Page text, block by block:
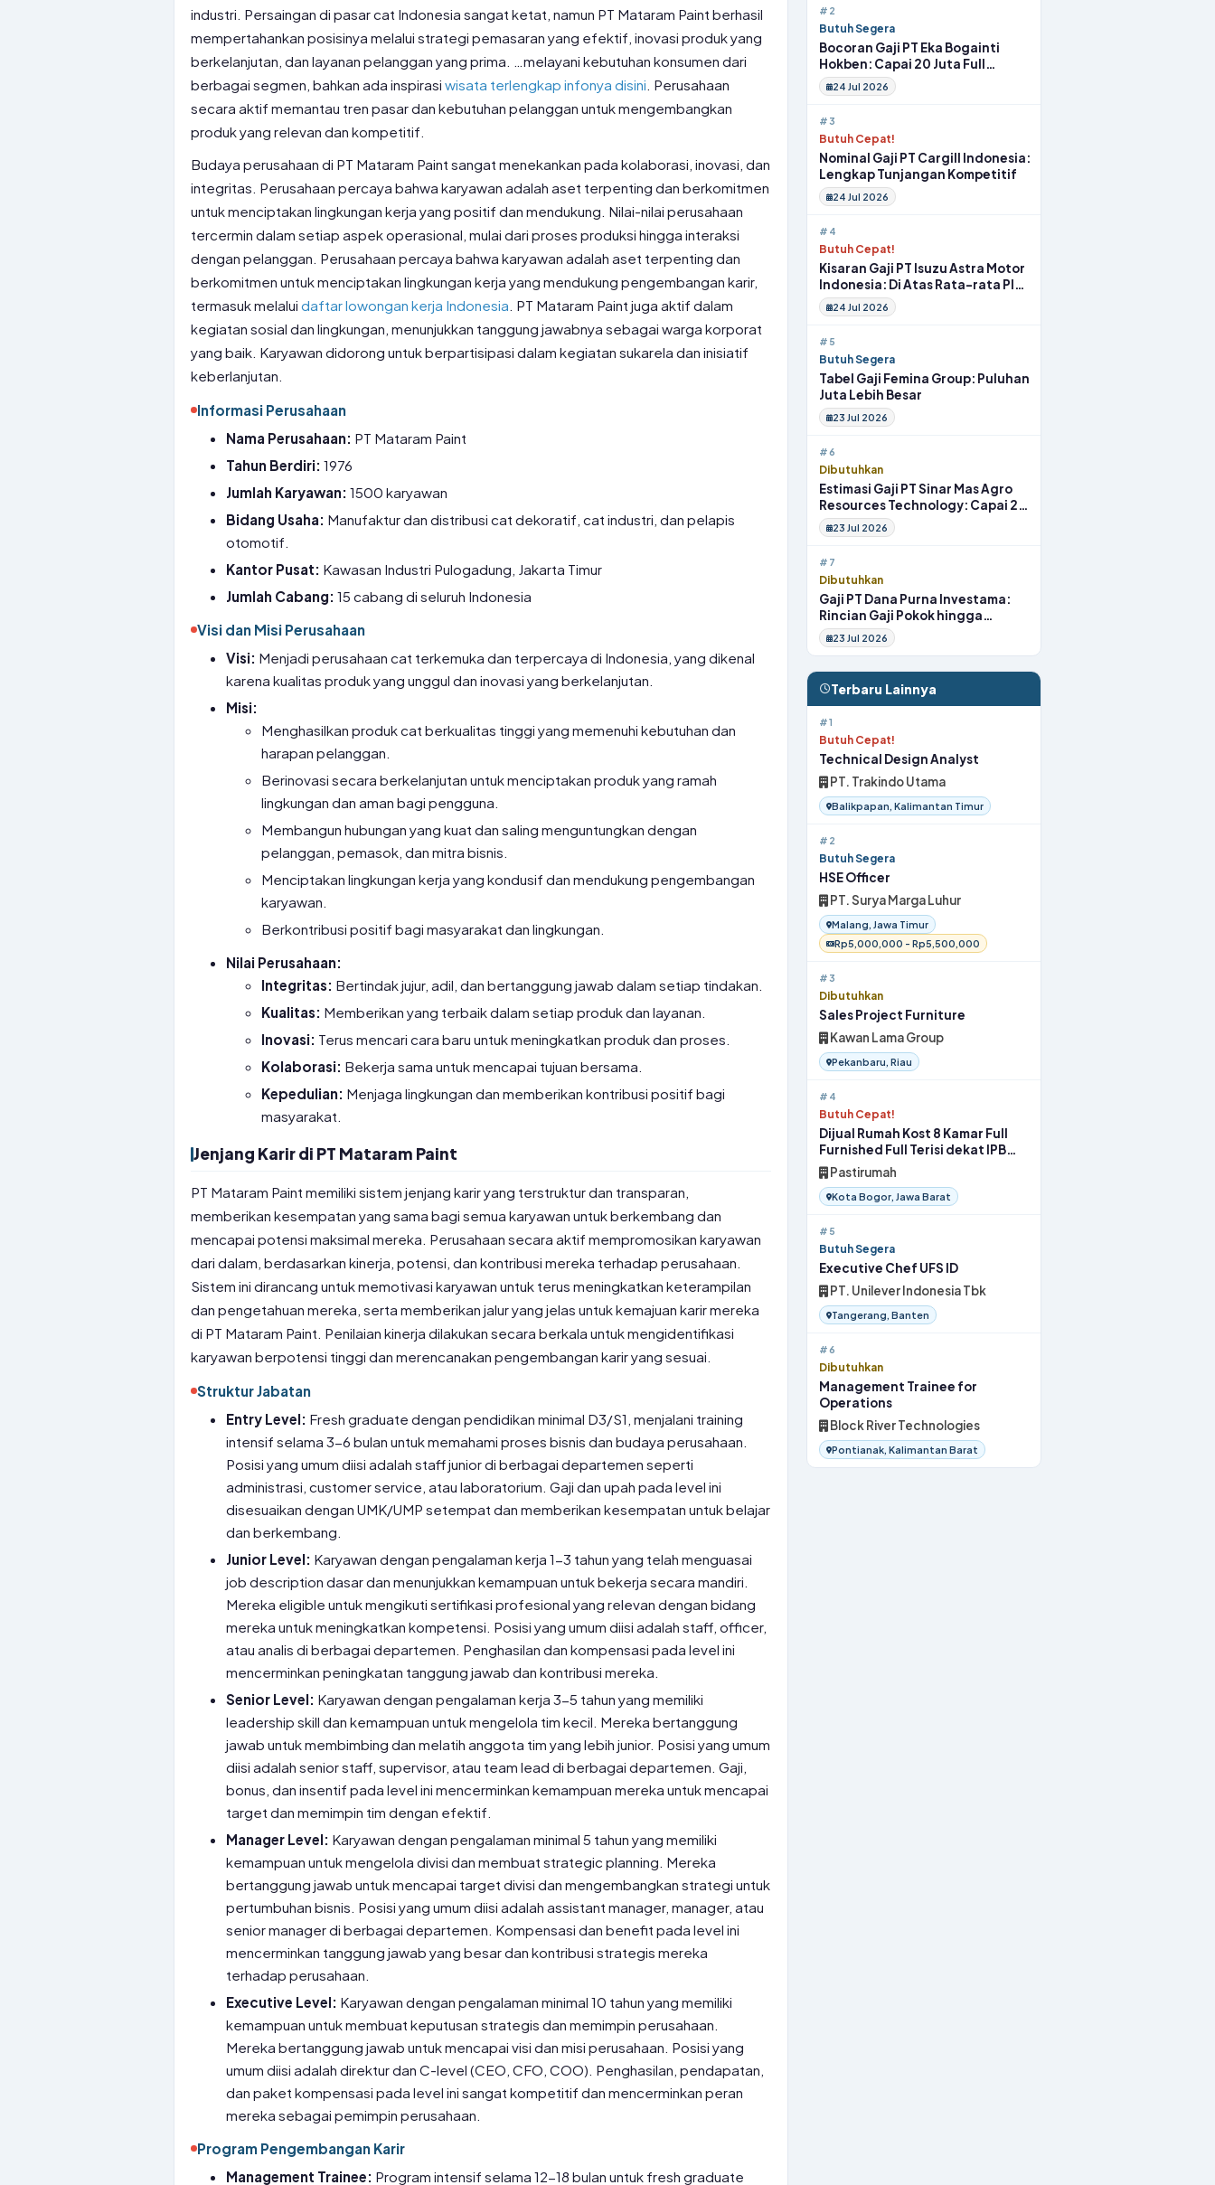
industri. Persaingan di pasar cat Indonesia sangat ketat, namun PT Mataram Paint berhasil
mempertahankan posisinya melalui strategi pemasaran yang efektif, inovasi produk yang
berkelanjutan, dan layanan pelanggan yang prima. …melayani kebutuhan konsumen dari
berbagai segmen, bahkan ada inspirasi wisata terlengkap infonya disini . Perusahaan
secara aktif memantau tren pasar dan kebutuhan pelanggan untuk mengembangkan
produk yang relevan dan kompetitif.
Budaya perusahaan di PT Mataram Paint sangat menekankan pada kolaborasi, inovasi, dan
integritas. Perusahaan percaya bahwa karyawan adalah aset terpenting dan berkomitmen
untuk menciptakan lingkungan kerja yang positif dan mendukung. Nilai-nilai perusahaan
tercermin dalam setiap aspek operasional, mulai dari proses produksi hingga interaksi
dengan pelanggan. Perusahaan percaya bahwa karyawan adalah aset terpenting dan
berkomitmen untuk menciptakan lingkungan kerja yang mendukung pengembangan karir,
termasuk melalui daftar lowongan kerja Indonesia . PT Mataram Paint juga aktif dalam
kegiatan sosial dan lingkungan, menunjukkan tanggung jawabnya sebagai warga korporat
yang baik. Karyawan didorong untuk berpartisipasi dalam kegiatan sukarela dan inisiatif
keberlanjutan.
Informasi Perusahaan
Nama Perusahaan: PT Mataram Paint
Tahun Berdiri: 1976
Jumlah Karyawan: 1500 karyawan
Bidang Usaha: Manufaktur dan distribusi cat dekoratif, cat industri, dan pelapis
otomotif.
Kantor Pusat: Kawasan Industri Pulogadung, Jakarta Timur
Jumlah Cabang: 15 cabang di seluruh Indonesia
Visi dan Misi Perusahaan
Visi: Menjadi perusahaan cat terkemuka dan terpercaya di Indonesia, yang dikenal
karena kualitas produk yang unggul dan inovasi yang berkelanjutan.
Misi:
Menghasilkan produk cat berkualitas tinggi yang memenuhi kebutuhan dan
harapan pelanggan.
Berinovasi secara berkelanjutan untuk menciptakan produk yang ramah
lingkungan dan aman bagi pengguna.
Membangun hubungan yang kuat dan saling menguntungkan dengan
pelanggan, pemasok, dan mitra bisnis.
Menciptakan lingkungan kerja yang kondusif dan mendukung pengembangan
karyawan.
Berkontribusi positif bagi masyarakat dan lingkungan.
Nilai Perusahaan:
Integritas: Bertindak jujur, adil, dan bertanggung jawab dalam setiap tindakan.
Kualitas: Memberikan yang terbaik dalam setiap produk dan layanan.
Inovasi: Terus mencari cara baru untuk meningkatkan produk dan proses.
Kolaborasi: Bekerja sama untuk mencapai tujuan bersama.
Kepedulian: Menjaga lingkungan dan memberikan kontribusi positif bagi
masyarakat.
Jenjang Karir di PT Mataram Paint
PT Mataram Paint memiliki sistem jenjang karir yang terstruktur dan transparan,
memberikan kesempatan yang sama bagi semua karyawan untuk berkembang dan
mencapai potensi maksimal mereka. Perusahaan secara aktif mempromosikan karyawan
dari dalam, berdasarkan kinerja, potensi, dan kontribusi mereka terhadap perusahaan.
Sistem ini dirancang untuk memotivasi karyawan untuk terus meningkatkan keterampilan
dan pengetahuan mereka, serta memberikan jalur yang jelas untuk kemajuan karir mereka
di PT Mataram Paint. Penilaian kinerja dilakukan secara berkala untuk mengidentifikasi
karyawan berpotensi tinggi dan merencanakan pengembangan karir yang sesuai.
Struktur Jabatan
Entry Level: Fresh graduate dengan pendidikan minimal D3/S1, menjalani training
intensif selama 3-6 bulan untuk memahami proses bisnis dan budaya perusahaan.
Posisi yang umum diisi adalah staff junior di berbagai departemen seperti
administrasi, customer service, atau laboratorium. Gaji dan upah pada level ini
disesuaikan dengan UMK/UMP setempat dan memberikan kesempatan untuk belajar
dan berkembang.
Junior Level: Karyawan dengan pengalaman kerja 1-3 tahun yang telah menguasai
job description dasar dan menunjukkan kemampuan untuk bekerja secara mandiri.
Mereka eligible untuk mengikuti sertifikasi profesional yang relevan dengan bidang
mereka untuk meningkatkan kompetensi. Posisi yang umum diisi adalah staff, officer,
atau analis di berbagai departemen. Penghasilan dan kompensasi pada level ini
mencerminkan peningkatan tanggung jawab dan kontribusi mereka.
Senior Level: Karyawan dengan pengalaman kerja 3-5 tahun yang memiliki
leadership skill dan kemampuan untuk mengelola tim kecil. Mereka bertanggung
jawab untuk membimbing dan melatih anggota tim yang lebih junior. Posisi yang umum
diisi adalah senior staff, supervisor, atau team lead di berbagai departemen. Gaji,
bonus, dan insentif pada level ini mencerminkan kemampuan mereka untuk mencapai
target dan memimpin tim dengan efektif.
Manager Level: Karyawan dengan pengalaman minimal 5 tahun yang memiliki
kemampuan untuk mengelola divisi dan membuat strategic planning. Mereka
bertanggung jawab untuk mencapai target divisi dan mengembangkan strategi untuk
pertumbuhan bisnis. Posisi yang umum diisi adalah assistant manager, manager, atau
senior manager di berbagai departemen. Kompensasi dan benefit pada level ini
mencerminkan tanggung jawab yang besar dan kontribusi strategis mereka
terhadap perusahaan.
Executive Level: Karyawan dengan pengalaman minimal 10 tahun yang memiliki
kemampuan untuk membuat keputusan strategis dan memimpin perusahaan.
Mereka bertanggung jawab untuk mencapai visi dan misi perusahaan. Posisi yang
umum diisi adalah direktur dan C-level (CEO, CFO, COO). Penghasilan, pendapatan,
dan paket kompensasi pada level ini sangat kompetitif dan mencerminkan peran
mereka sebagai pemimpin perusahaan.
Program Pengembangan Karir
Management Trainee: Program intensif selama 12-18 bulan untuk fresh graduate
#2
Butuh Segera
Bocoran Gaji PT Eka Bogainti
Hokben: Capai 20 Juta Full
Benefit
24 Jul 2026
#3
Butuh Cepat!
Nominal Gaji PT Cargill Indonesia:
Lengkap Tunjangan Kompetitif
24 Jul 2026
#4
Butuh Cepat!
Kisaran Gaji PT Isuzu Astra Motor
Indonesia: Di Atas Rata-rata Plus
Fasilitas
24 Jul 2026
#5
Butuh Segera
Tabel Gaji Femina Group: Puluhan
Juta Lebih Besar
23 Jul 2026
#6
Dibutuhkan
Estimasi Gaji PT Sinar Mas Agro
Resources Technology: Capai 20
Juta Full Benefit
23 Jul 2026
#7
Dibutuhkan
Gaji PT Dana Purna Investama:
Rincian Gaji Pokok hingga
Fasilitas
23 Jul 2026
Terbaru Lainnya
#1
Butuh Cepat!
Technical Design Analyst
PT. Trakindo Utama
Balikpapan, Kalimantan Timur
#2
Butuh Segera
HSE Officer
PT. Surya Marga Luhur
Malang, Jawa Timur
Rp5,000,000 - Rp5,500,000
#3
Dibutuhkan
Sales Project Furniture
Kawan Lama Group
Pekanbaru, Riau
#4
Butuh Cepat!
Dijual Rumah Kost 8 Kamar Full
Furnished Full Terisi dekat IPB
Bogor
Pastirumah
Kota Bogor, Jawa Barat
#5
Butuh Segera
Executive Chef UFS ID
PT. Unilever Indonesia Tbk
Tangerang, Banten
#6
Dibutuhkan
Management Trainee for
Operations
Block River Technologies
Pontianak, Kalimantan Barat